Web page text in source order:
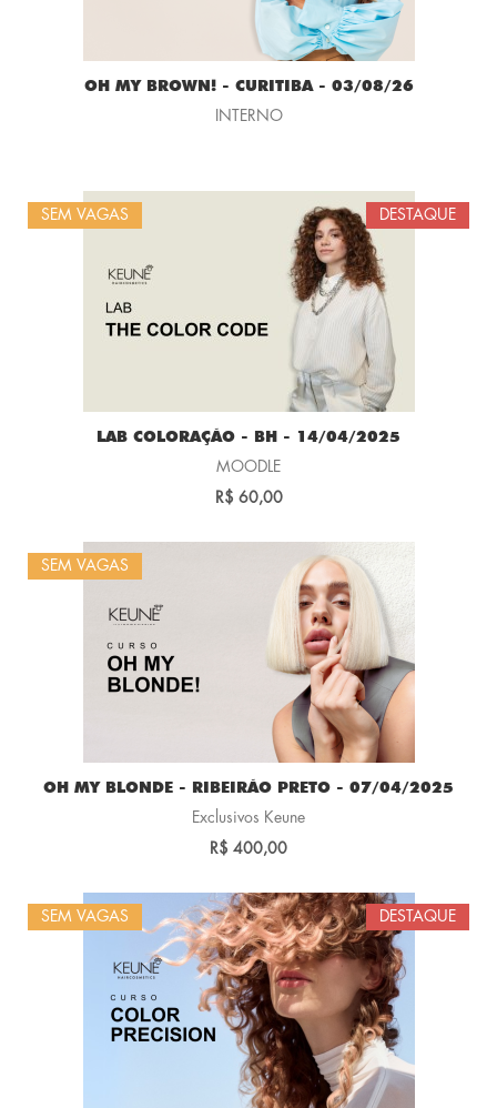
OH MY BROWN! - CURITIBA - 03/08/26
INTERNO
SEM VAGAS DESTAQUE
LAB COLORAÇÃO - BH - 14/04/2025
MOODLE
R$ 60,00
SEM VAGAS
OH MY BLONDE - RIBEIRÃO PRETO - 07/04/2025
Exclusivos Keune
R$ 400,00
SEM VAGAS DESTAQUE